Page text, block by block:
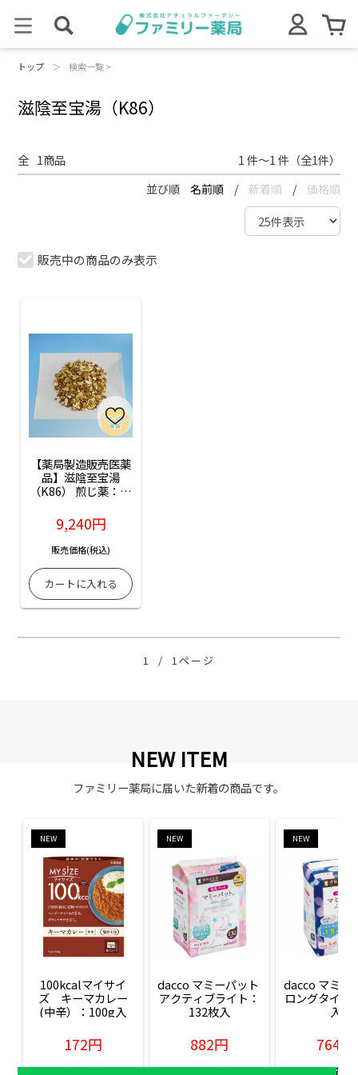
トップ ＞ 検索一覧 >
滋陰至宝湯（K86）
全 1商品 1 件～1 件（全1件）
並び順 名前順 / 新着順 / 価格順
販売中の商品のみ表示
【薬局製造販売医薬
品】滋陰至宝湯
（K86） 煎じ薬：14
9,240円
販売価格(税込)
1 / 1ページ
NEW ITEM
ファミリー薬局に届いた新着の商品です。
NEW
100kcalマイサイ
ズ　キーマカレー
(中辛）：100g入
172円
販売価格(税込)
NEW
dacco マミーパット
アクティブライト：
132枚入
882円
販売価格(税込)
NEW
dacco マミー
ロングタイム
入
764円
販売価格(税